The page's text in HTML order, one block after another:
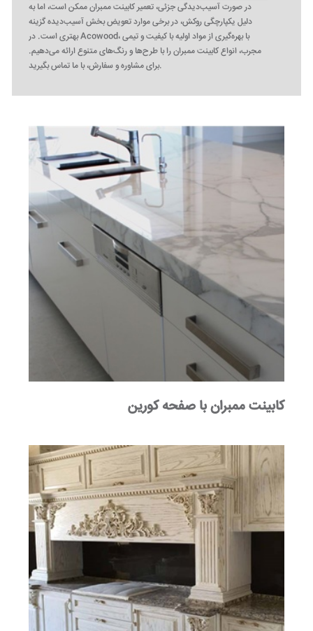
در صورت آسیب‌دیدگی جزئی، تعمیر کابینت ممبران ممکن است، اما به
دلیل یکپارچگی روکش، در برخی موارد تعویض بخش آسیب‌دیده گزینه
بهتری است. در Acowood، با بهره‌گیری از مواد اولیه با کیفیت و تیمی
مجرب، انواع کابینت ممبران را با طرح‌ها و رنگ‌های متنوع ارائه می‌دهیم.
برای مشاوره و سفارش، با ما تماس بگیرید.
کابینت ممبران با صفحه کورین